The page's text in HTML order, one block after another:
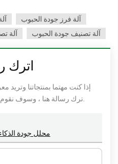
آلة فرز جودة الحبوب
آلة آلة تصنيف جودة الحبوب
اترك
إذا كنت مهتما بمنتجاتنا وتريد
ترك رسالة هنا ، وسوف نقوم بالرد عليك في أقرب وقت ممكن.
محلل جودة